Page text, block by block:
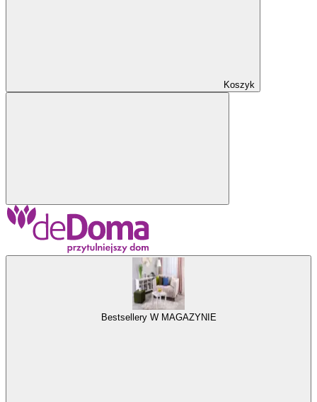
Koszyk
Bestsellery W MAGAZYNIE